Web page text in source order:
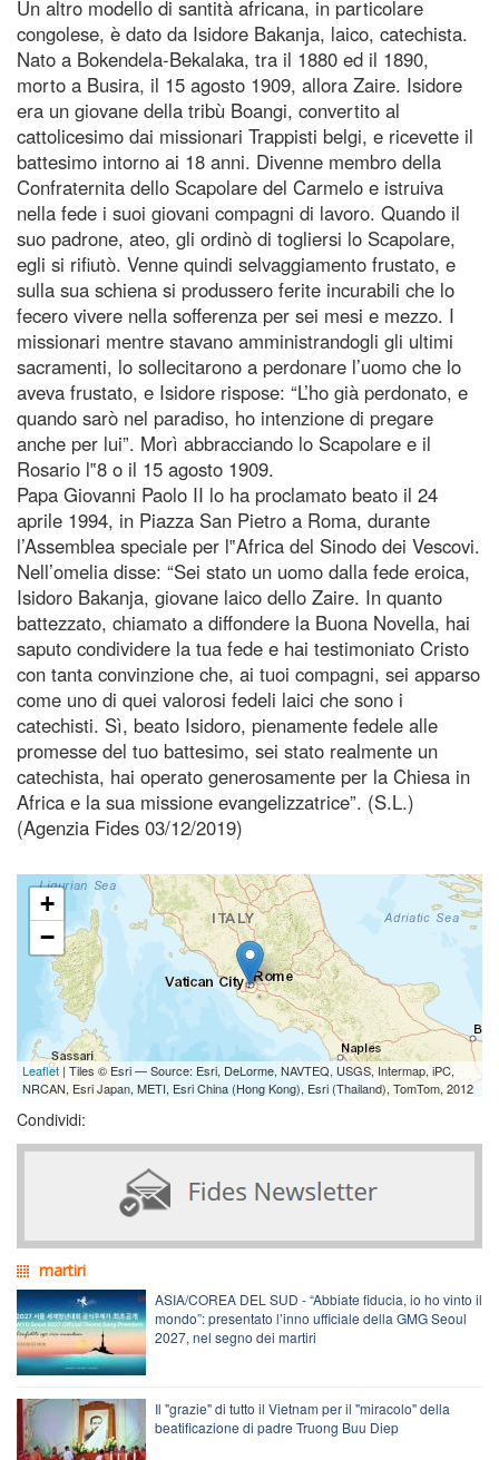
Un altro modello di santità africana, in particolare
congolese, è dato da Isidore Bakanja, laico, catechista.
Nato a Bokendela-Bekalaka, tra il 1880 ed il 1890,
morto a Busira, il 15 agosto 1909, allora Zaire. Isidore
era un giovane della tribù Boangi, convertito al
cattolicesimo dai missionari Trappisti belgi, e ricevette il
battesimo intorno ai 18 anni. Divenne membro della
Confraternita dello Scapolare del Carmelo e istruiva
nella fede i suoi giovani compagni di lavoro. Quando il
suo padrone, ateo, gli ordinò di togliersi lo Scapolare,
egli si rifiutò. Venne quindi selvaggiamento frustato, e
sulla sua schiena si produssero ferite incurabili che lo
fecero vivere nella sofferenza per sei mesi e mezzo. I
missionari mentre stavano amministrandogli gli ultimi
sacramenti, lo sollecitarono a perdonare l’uomo che lo
aveva frustato, e Isidore rispose: “L’ho già perdonato, e
quando sarò nel paradiso, ho intenzione di pregare
anche per lui”. Morì abbracciando lo Scapolare e il
Rosario l‟8 o il 15 agosto 1909.
Papa Giovanni Paolo II lo ha proclamato beato il 24
aprile 1994, in Piazza San Pietro a Roma, durante
l’Assemblea speciale per l‟Africa del Sinodo dei Vescovi.
Nell’omelia disse: “Sei stato un uomo dalla fede eroica,
Isidoro Bakanja, giovane laico dello Zaire. In quanto
battezzato, chiamato a diffondere la Buona Novella, hai
saputo condividere la tua fede e hai testimoniato Cristo
con tanta convinzione che, ai tuoi compagni, sei apparso
come uno di quei valorosi fedeli laici che sono i
catechisti. Sì, beato Isidoro, pienamente fedele alle
promesse del tuo battesimo, sei stato realmente un
catechista, hai operato generosamente per la Chiesa in
Africa e la sua missione evangelizzatrice”. (S.L.)
(Agenzia Fides 03/12/2019)
+
−
Leaflet | Tiles © Esri — Source: Esri, DeLorme, NAVTEQ, USGS, Intermap, iPC,
NRCAN, Esri Japan, METI, Esri China (Hong Kong), Esri (Thailand), TomTom, 2012
Condividi:
martiri
ASIA/COREA DEL SUD - “Abbiate fiducia, io ho vinto il
mondo”: presentato l’inno ufficiale della GMG Seoul
2027, nel segno dei martiri
Il "grazie" di tutto il Vietnam per il "miracolo" della
beatificazione di padre Truong Buu Diep